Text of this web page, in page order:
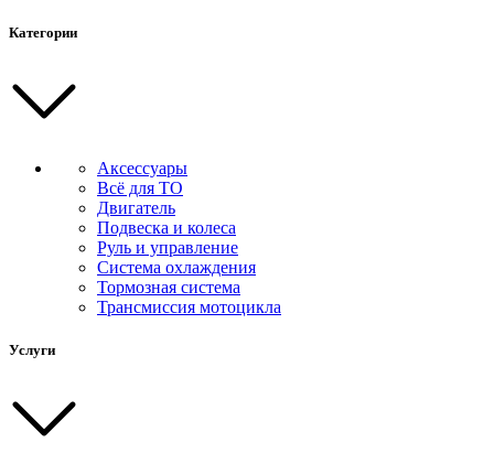
Категории
Аксессуары
Всё для ТО
Двигатель
Подвеска и колеса
Руль и управление
Система охлаждения
Тормозная система
Трансмиссия мотоцикла
Услуги